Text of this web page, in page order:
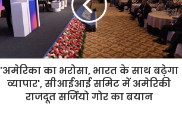
'अमेरिका का भरोसा, भारत के साथ बढ़ेगा
व्यापार', सीआईआई समिट में अमेर‍िकी
राजदूत सर्जियो गोर का बयान